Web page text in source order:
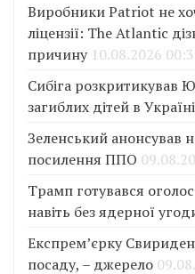
Виробники Patriot не
ліцензії: The Atlantic
причину 10.08.2026
Сибіга розкритикував
загиблих дітей в Україні
Зеленський анонсував
посилення ППО
Трамп готувався
навіть без ядерної
Експрем’єрку
посаду, – джерело